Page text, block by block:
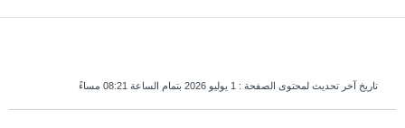
تاريخ آخر تحديث لمحتوى الصفحة : 1 يوليو 2026 بتمام الساعة 08:21 مساءً